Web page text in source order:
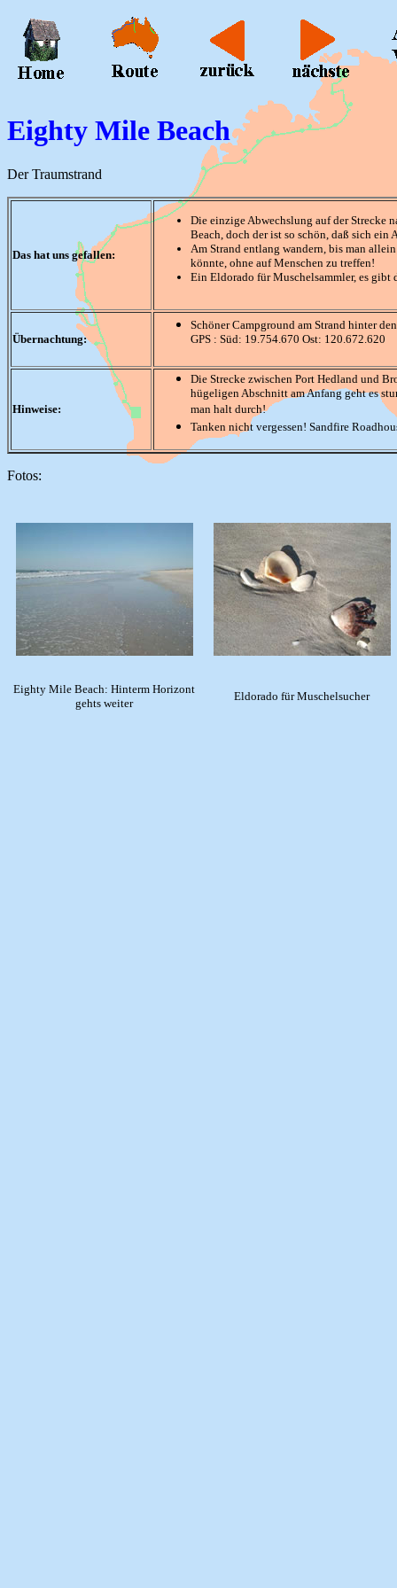
Eighty Mile Beach
Der Traumstrand
Das hat uns gefallen:
Die einzige Abwechslung auf der Strecke
Beach, doch der ist so schön, daß sich ein
Am Strand entlang wandern, bis man
könnte, ohne auf Menschen zu treffen!
Ein Eldorado für Muschelsammler, es gibt
Übernachtung:
Schöner Campground am Strand hinter
GPS : Süd: 19.754.670 Ost: 120.672.620
Hinweise:
Die Strecke zwischen Port Hedland und
hügeligen Abschnitt am Anfang geht es
man halt durch!
Tanken nicht vergessen! Sandfire
Fotos:
Eighty Mile Beach: Hinterm Horizont
gehts weiter
Eldorado für Muschelsucher